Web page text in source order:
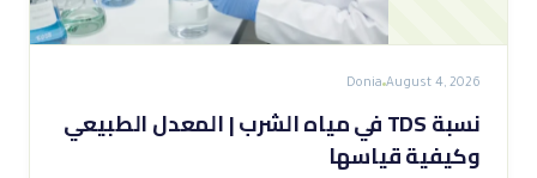
August 4, 2026
Donia
نسبة TDS في مياه الشرب | المعدل الطبيعي
وكيفية قياسها